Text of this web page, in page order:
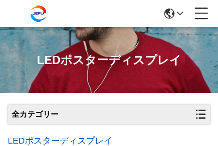
LEDポスターディスプレイ
全カテゴリー
LEDポスターディスプレイ